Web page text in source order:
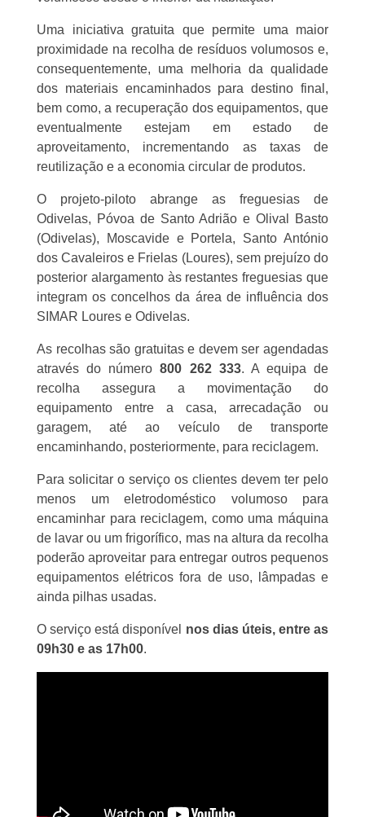
Uma iniciativa gratuita que permite uma maior
proximidade na recolha de resíduos volumosos e,
consequentemente, uma melhoria da qualidade
dos materiais encaminhados para destino final,
bem como, a recuperação dos equipamentos, que
eventualmente estejam em estado de
aproveitamento, incrementando as taxas de
reutilização e a economia circular de produtos.
O projeto-piloto abrange as freguesias de
Odivelas, Póvoa de Santo Adrião e Olival Basto
(Odivelas), Moscavide e Portela, Santo António
dos Cavaleiros e Frielas (Loures), sem prejuízo do
posterior alargamento às restantes freguesias que
integram os concelhos da área de influência dos
SIMAR Loures e Odivelas.
As recolhas são gratuitas e devem ser agendadas
através do número800 262 333. A equipa de
recolha assegura a movimentação do
equipamento entre a casa, arrecadação ou
garagem, até ao veículo de transporte
encaminhando, posteriormente, para reciclagem.
Para solicitar o serviço os clientes devem ter pelo
menos um eletrodoméstico volumoso para
encaminhar para reciclagem, como uma máquina
de lavar ou um frigorífico, mas na altura da recolha
poderão aproveitar para entregar outros pequenos
equipamentos elétricos fora de uso, lâmpadas e
ainda pilhas usadas.
O serviço está disponível nos dias úteis, entre as
09h30 e as 17h00.